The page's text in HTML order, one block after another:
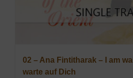
02 – Ana Fintitharak – I am
warte auf Dich